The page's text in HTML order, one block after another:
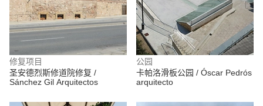
修复项目
圣安德烈斯修道院修复 /
Sánchez Gil Arquitectos
公园
卡帕洛滑板公园 / Óscar Pedrós
arquitecto